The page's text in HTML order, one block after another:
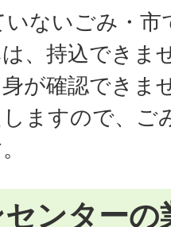
いないごみ・市
、持込できま
が確認できま
ますので、ご
ンターの